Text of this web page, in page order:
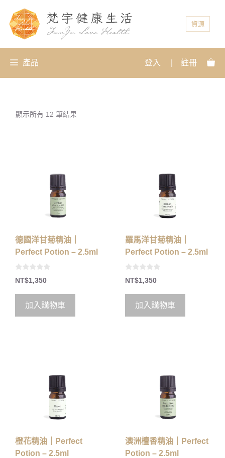
資源
產品 登入 註冊
顯示所有 12 筆結果
德國洋甘菊精油｜
Perfect Potion – 2.5ml
0
o
t
5
NT$1,350
加入購物車
羅馬洋甘菊精油｜
Perfect Potion – 2.5ml
0
o
t
5
NT$1,350
加入購物車
橙花精油｜Perfect
Potion – 2.5ml
澳洲檀香精油｜Perfect
Potion – 2.5ml